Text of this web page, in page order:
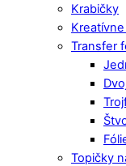
Krabičky
Transfer
Topičky